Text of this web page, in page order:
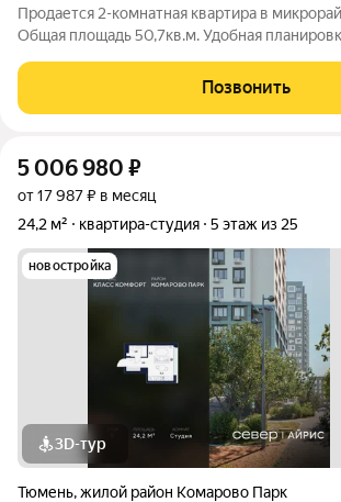
Продается 2-комнатная квартира в
Общая площадь 50,7кв.м. Удобная
санузел. Квартира с ремонтом и мебелью. В
квартиры входит:
Позвонить
5 006 980 ₽
от 17 987 ₽ в месяц
24,2 м²
квартира-студия 5 этаж из 25
новостройка
3D-тур
Тюмень,жилой район Комарово Парк